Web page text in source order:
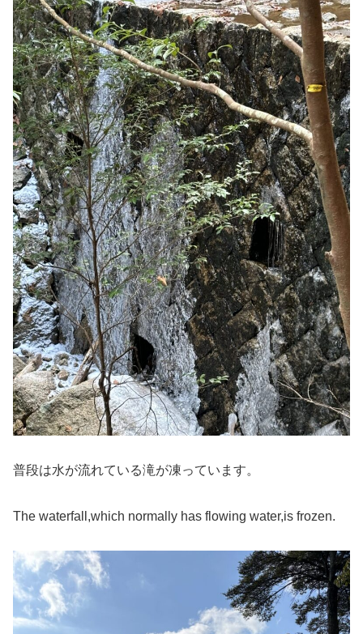
普段は水が流れている滝が凍っています。
The waterfall,which normally has flowing water,is frozen.